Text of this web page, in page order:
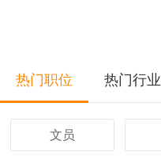
热门职位 热门行业
文员